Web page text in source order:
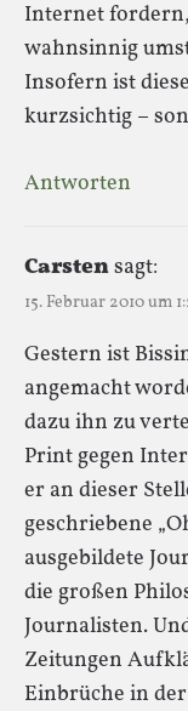
Internet
wahnsinnig
Insofern ist
kurzsichtig –
Antworten
Carstensagt:
15. Februar 2010 um
Gestern ist
angemacht
dazu ihn zu
Print gegen
er an dieser
geschriebene
ausgebildete
die großen
Journalisten.
Zeitungen
Einbrüche in